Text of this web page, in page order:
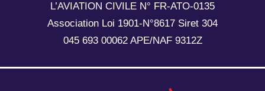
L’AVIATION CIVILE N° FR-ATO-0135
Association Loi 1901-N°8617 Siret 304
045 693 00062 APE/NAF 9312Z